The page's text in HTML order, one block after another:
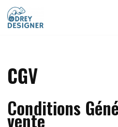
Aller
CGV
Conditions
vente